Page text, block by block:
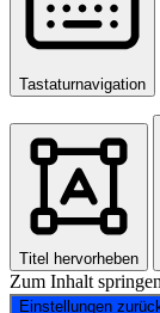
Tastaturnavigation
Titel hervorheben
Zum Inhalt springen
Einstellungen